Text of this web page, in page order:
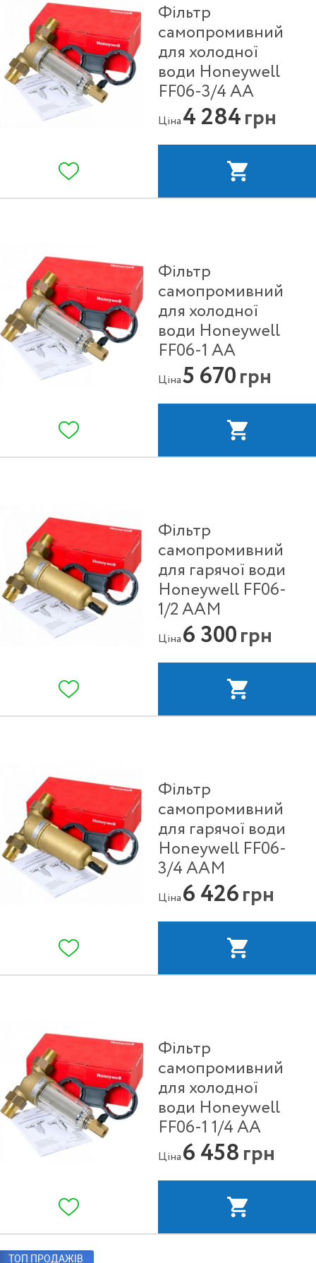
Фільтр
самопромивний
для холодної
води Honeywell
FF06-3/4 АА
Ціна4 284грн
Фільтр
самопромивний
для холодної
води Honeywell
FF06-1 АА
Ціна5 670грн
Фільтр
самопромивний
для гарячої води
Honeywell FF06-
1/2 ААМ
Ціна6 300грн
Фільтр
самопромивний
для гарячої води
Honeywell FF06-
3/4 ААМ
Ціна6 426грн
Фільтр
самопромивний
для холодної
води Honeywell
FF06-1 1/4 АА
Ціна6 458грн
ТОП ПРОДАЖІВ